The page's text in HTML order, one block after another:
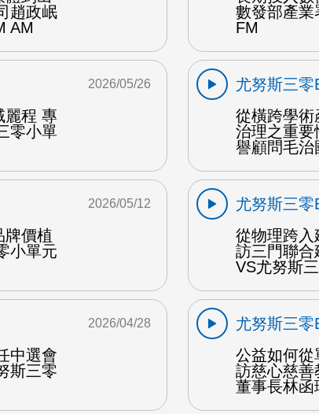
趙政岷
AM
數發部產業
FM
麗程 專
零小單
2026/05/26
尤努斯三零
從橫跨學術
治理之重要
譽顧問毛治
牌價植
小單元
2026/05/12
尤努斯三零
從物理跨入
訪三門聯合
VS尤努斯
中選會
斯三零
2026/04/28
尤努斯三零
公益如何從
訪慈心慈善
董事長林函